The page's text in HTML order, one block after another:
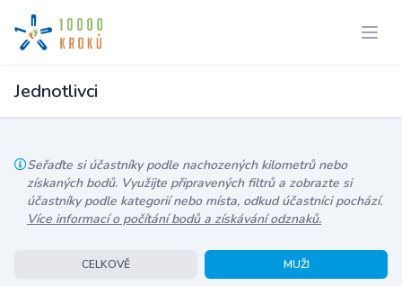
Jednotlivci
Seřaďte si účastníky podle nachozených kilometrů nebo
získaných bodů. Využijte připravených filtrů a zobrazte si
účastníky podle kategorií nebo místa, odkud účastníci pochází.
Více informací o počítání bodů a získávání odznaků.
CELKOVĚ MUŽI